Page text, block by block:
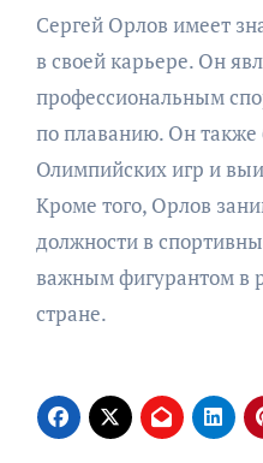
Сергей Орлов имеет
в своей карьере. Он
профессиональным
по плаванию. Он также
Олимпийских игр и
Кроме того, Орлов
должности в
важным фигурантом в
стране.